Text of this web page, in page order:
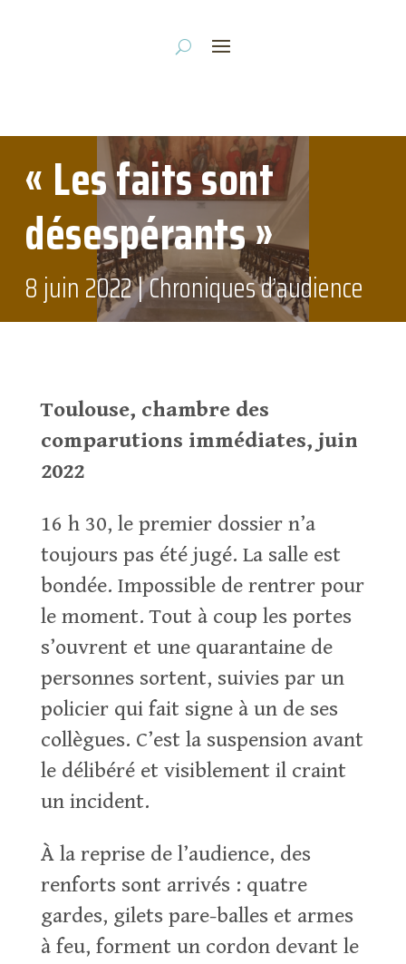
« Les faits sont
désespérants »
8 juin 2022|Chroniques d’audience
Toulouse, chambre des
comparutions immédiates, juin
2022
16 h 30, le premier dossier n’a
toujours pas été jugé. La salle est
bondée. Impossible de rentrer pour
le moment. Tout à coup les portes
s’ouvrent et une quarantaine de
personnes sortent, suivies par un
policier qui fait signe à un de ses
collègues. C’est la suspension avant
le délibéré et visiblement il craint
un incident.
À la reprise de l’audience, des
renforts sont arrivés : quatre
gardes, gilets pare-balles et armes
à feu, forment un cordon devant le